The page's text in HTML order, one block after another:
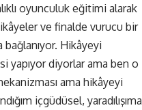
oyunculuk eğitimi alarak
ve finalde vurucu bir
Hikâyeyi
yapıyor diyorlar ama ben o
ama hikâyeyi
içgüdüsel, yaradılışıma